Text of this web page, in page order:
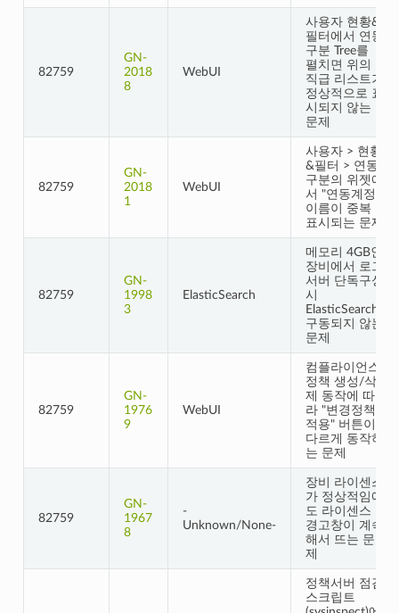
82759
GN-
2018
8
WebUI
사용자 현황&
필터에서 연동
구분 Tree를
펼치면 위의
직급 리스트가
정상적으로 표
시되지 않는
문제
82759
GN-
2018
1
WebUI
사용자 > 현황
&필터 > 연동
구분의 위젯에
서 "연동계정"
이름이 중복
표시되는 문제
82759
GN-
1998
3
ElasticSearch
메모리 4GB인
장비에서 로그
서버 단독구성
시
ElasticSearch
구동되지 않는
문제
82759
GN-
1976
9
WebUI
컴플라이언스
정책 생성/삭
제 동작에 따
라 "변경정책
적용" 버튼이
다르게 동작하
는 문제
82759
GN-
1967
8
-
Unknown/None-
장비 라이센스
가 정상적임에
도 라이센스
경고창이 계속
해서 뜨는 문
제
정책서버 점검
스크립트